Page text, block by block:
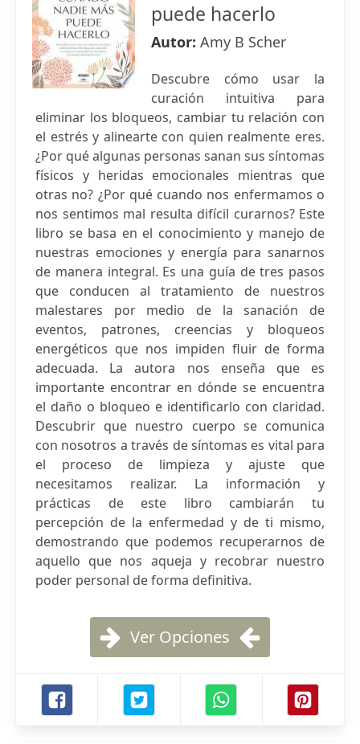
puede hacerlo
Autor: Amy B Scher
Descubre cómo usar la
curación intuitiva para
eliminar los bloqueos, cambiar tu relación con
el estrés y alinearte con quien realmente eres.
¿Por qué algunas personas sanan sus síntomas
físicos y heridas emocionales mientras que
otras no? ¿Por qué cuando nos enfermamos o
nos sentimos mal resulta difícil curarnos? Este
libro se basa en el conocimiento y manejo de
nuestras emociones y energía para sanarnos
de manera integral. Es una guía de tres pasos
que conducen al tratamiento de nuestros
malestares por medio de la sanación de
eventos, patrones, creencias y bloqueos
energéticos que nos impiden fluir de forma
adecuada. La autora nos enseña que es
importante encontrar en dónde se encuentra
el daño o bloqueo e identificarlo con claridad.
Descubrir que nuestro cuerpo se comunica
con nosotros a través de síntomas es vital para
el proceso de limpieza y ajuste que
necesitamos realizar. La información y
prácticas de este libro cambiarán tu
percepción de la enfermedad y de ti mismo,
demostrando que podemos recuperarnos de
aquello que nos aqueja y recobrar nuestro
poder personal de forma definitiva.
Ver Opciones